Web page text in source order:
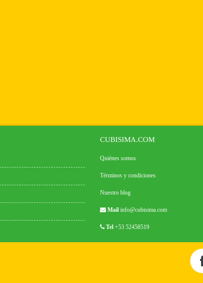
CUBISIMA.COM
Quiénes somos
Términos y condiciones
Nuestro blog
Mail info@cubisima.com
Tel +53 52458519